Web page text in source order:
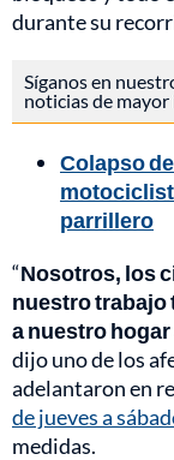
durante su
Síganos en
noticias de
Colapso
parrillero
“Nosotros, los
nuestro trabajo
a nuestro
dijo uno de los
adelantaron en
de jueves a
medidas.